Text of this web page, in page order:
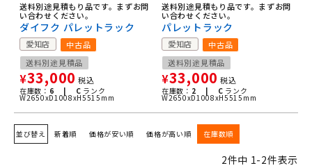
送料別途見積もり品です。まずお問
い合わせください。
ダイフク パレットラック
愛知店
中古品
送料別途見積品
¥33,000 税込
在庫数： 6 | C ランク
W2650xD1008xH5515mm
送料別途見積もり品です。まずお問
い合わせください。
パレットラック
愛知店
中古品
送料別途見積品
¥33,000 税込
在庫数： 2 | C ランク
W2650xD1008xH5515mm
並び替え 新着順 価格が安い順 価格が高い順 在庫数順
2件中 1-2件表示